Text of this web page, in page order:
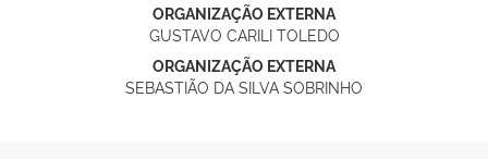
ORGANIZAÇÃO EXTERNA
GUSTAVO CARILI TOLEDO
ORGANIZAÇÃO EXTERNA
SEBASTIÃO DA SILVA SOBRINHO